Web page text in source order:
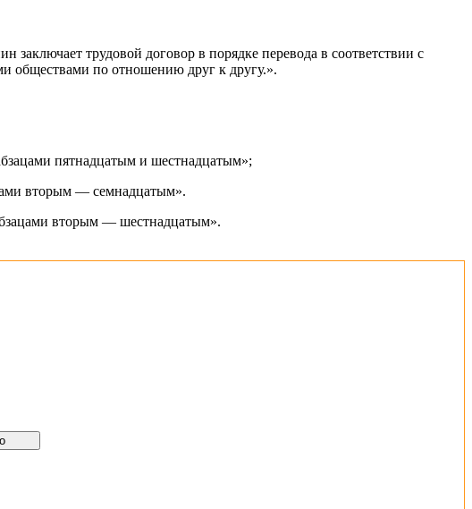
заключает трудовой договор в порядке перевода в соответствии с
обществами по отношению друг к другу.».
пятнадцатым и шестнадцатым»;
вторым — семнадцатым».
вторым — шестнадцатым».